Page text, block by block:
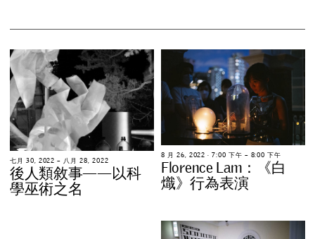
七月 30, 2022 – 八 月 28, 2022
後人類敘事——以科
學巫術之名
8 月 26, 2022 ∙ 7:00 下午 – 8:00 下午
Florence Lam ： 《白
熾》行為表演